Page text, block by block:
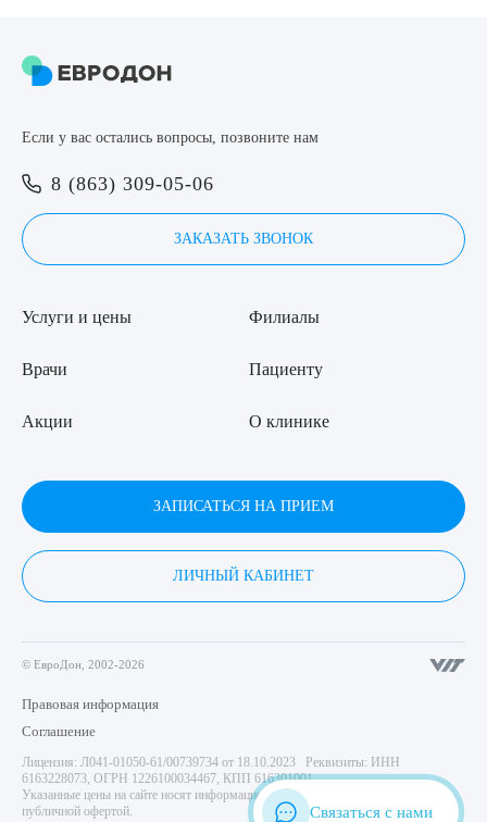
Если у вас остались вопросы, позвоните нам
8 (863) 309-05-06
ЗАКАЗАТЬ ЗВОНОК
Услуги и цены
Врачи
Акции
Филиалы
Пациенту
О клинике
ЗАПИСАТЬСЯ НА ПРИЕМ
ЛИЧНЫЙ КАБИНЕТ
© ЕвроДон, 2002-2026
Правовая информация
Соглашение
Лицензия: Л041-01050-61/00739734 от 18.10.2023 Реквизиты: ИНН
6163228073, ОГРН 1226100034467, КПП 616301001
Указанные цены на сайте носят информационный характер и не являются
публичной офертой.
Связаться с нами